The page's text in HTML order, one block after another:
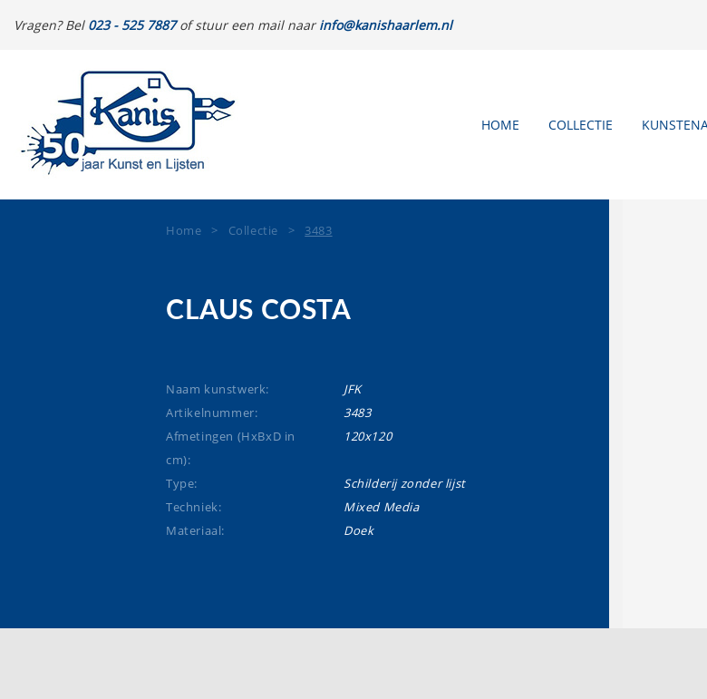
Vragen? Bel 023 - 525 7887of stuur een mail naarinfo@kanishaarlem.nl
HOME COLLECTIE
Home > Collectie > 3483
CLAUS COSTA
Naam kunstwerk:
JFK
Artikelnummer:
3483
Afmetingen (HxBxD in
cm):
120x120
Type:
Schilderij zonder lijst
Techniek:
Mixed Media
Materiaal:
Doek